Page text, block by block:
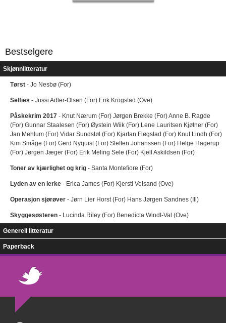
Bestselgere
Skjønnlitteratur
Tørst - Jo Nesbø (For)
Selfies - Jussi Adler-Olsen (For) Erik Krogstad (Ove)
Påskekrim 2017 - Knut Nærum (For) Jørgen Brekke (For) Anne B. Ragde
(For) Gunnar Staalesen (For) Øystein Wiik (For) Lene Lauritsen Kjølner (For)
Jan Mehlum (For) Vidar Sundstøl (For) Kjartan Fløgstad (For) Knut Lindh (For)
Kim Småge (For) Gerd Nyquist (For) Steffen Johanssen (For) Helge Hagerup
(For) Jørgen Jæger (For) Erik Meling Sele (For) Kjell Askildsen (For)
Toner av kjærlighet og krig - Santa Montefiore (For)
Lyden av en lerke - Erica James (For) Kjersti Velsand (Ove)
Operasjon sjørøver - Jørn Lier Horst (For) Hans Jørgen Sandnes (Ill)
Skyggesøsteren - Lucinda Riley (For) Benedicta Windt-Val (Ove)
Generell litteratur
Paperback